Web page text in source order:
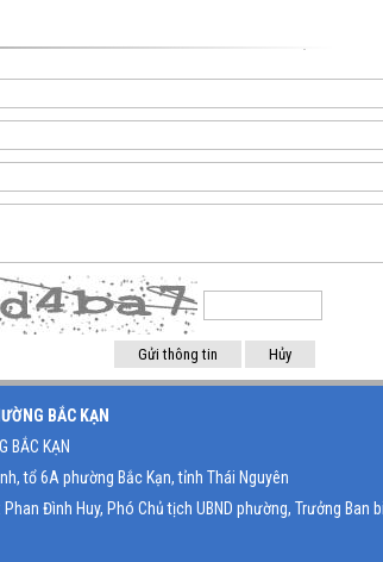
BẮC KẠN
BẮC KẠN
tổ 6A phường Bắc Kạn, tỉnh Thái Nguyên
Đình Huy, Phó Chủ tịch UBND phường, Trưởng Ban